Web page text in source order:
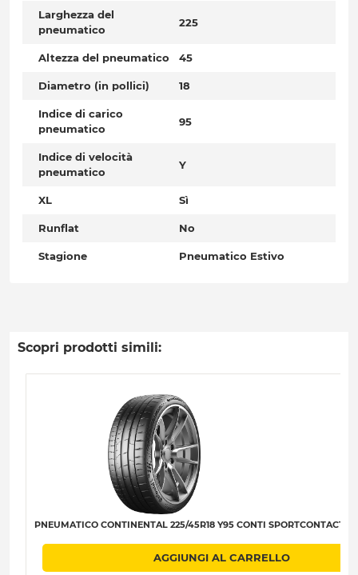
Larghezza del
pneumatico
225
Altezza del pneumatico 45
Diametro (in pollici) 18
Indice di carico
pneumatico
95
Indice di velocità
pneumatico
Y
XL Sì
Runflat No
Stagione Pneumatico Estivo
Scopri prodotti simili:
PNEUMATICO CONTINENTAL 225/45R18 Y95 CONTI SPORTCONTACT 7
AGGIUNGI AL CARRELLO